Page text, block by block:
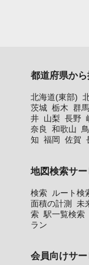
都道府県か
北海道(東部)
茨城 栃木 群馬
井 山梨 長野
奈良
和歌山
知 福岡 佐賀
地図検索サー
検索 ルート検
面積の計測
未
索 駅一覧検索
ラン
会員向けサー